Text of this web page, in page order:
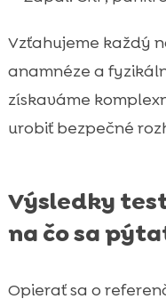
Vzťahujeme každý
anamnéze a
získaváme
urobiť bezpečné
Výsledky
na čo sa
Opierať sa o